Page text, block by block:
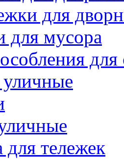
для
для мусора
для
для тележек